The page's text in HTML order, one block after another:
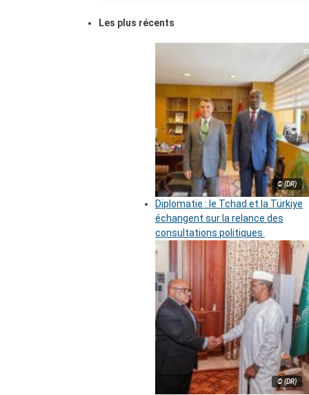
Les plus récents
© (DR)
Diplomatie : le Tchad et la Türkiye
échangent sur la relance des
consultations politiques
© (DR)